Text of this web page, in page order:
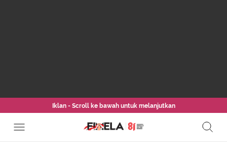
Iklan - Scroll ke bawah untuk melanjutkan